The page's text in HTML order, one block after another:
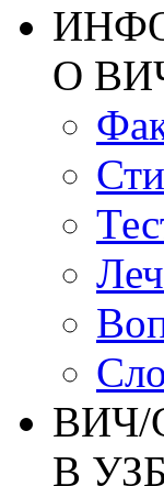
О
В